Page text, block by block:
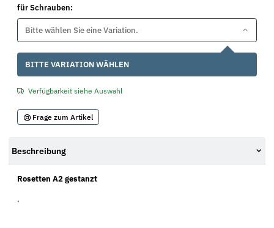
für Schrauben:
Bitte wählen Sie eine Variation.
x
BITTE VARIATION WÄHLEN
Verfügbarkeit siehe Auswahl
Frage zum Artikel
Beschreibung
Rosetten A2 gestanzt
.